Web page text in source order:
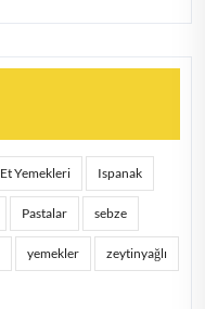
Et Yemekleri Ispanak
Pastalar sebze
yemekler zeytinyağlı